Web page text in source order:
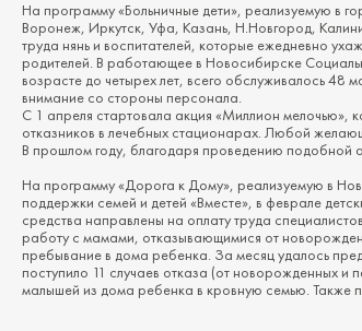
На программу «Больничные дети», реализуемую в
Воронеж, Иркутск, Уфа, Казань, Н.Новгород,
труда нянь и воспитателей, которые ежедневно
родителей. В работающее в Новосибирске
возрасте до четырех лет, всего обслуживалось
внимание со стороны персонала.
С 1 апреля стартовала акция «Миллион мелочью»,
отказников в лечебных стационарах. Любой
В прошлом году, благодаря проведению подобной
На программу «Дорога к Дому», реализуемую в
поддержки семей и детей «Вместе», в феврале
средства направлены на оплату труда
работу с мамами, отказывающимися от
пребывание в дома ребенка. За месяц удалось
поступило 11 случаев отказа (от новорожденных
малышей из дома ребенка в кровную семью.